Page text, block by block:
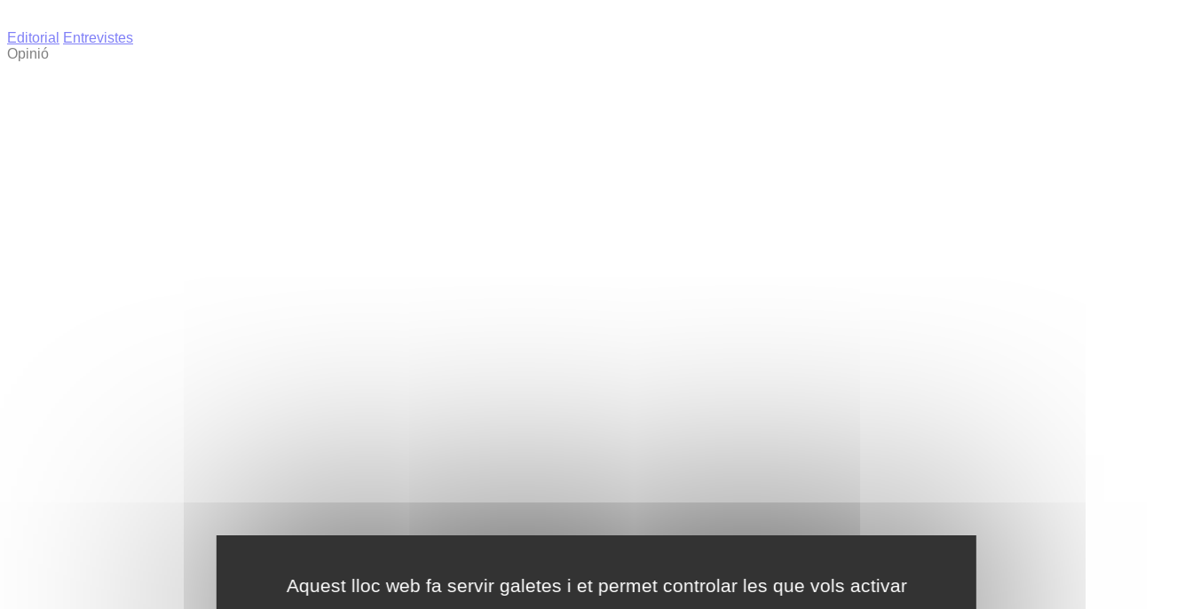
Aquest lloc web fa servir galetes i et permet controlar les que vols activar
Editorial
Entrevistes
Opinió